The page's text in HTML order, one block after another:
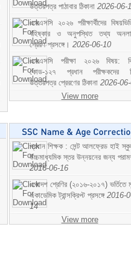
উত্তরপত্র পাঠাবার ঠিকানা 2026-06-
এসএসসি ২০২৬ পরীক্ষার্থীদের
বহিষ্কার ও অনুপস্থিত তথ্য
প্রেরণ প্রসঙ্গে। 2026-06-10
এসএসসি পরীক্ষা ২০২৬ বিষয়:
কোড-১২৭ প্রধান পরীক্ষকদের
উত্তরপত্র প্রেরণের ঠিকানা 2026-
View more
প্রধান শিক্ষক : সেন্ট আলফ্রেড হাই
উচ্চমাধ্যমিক স্তর উন্নয়নের জন্য
2016-06-16
একাদশ শ্রেণির (২০১৬-২০১৭) ভর্তিতে
একাডেমিক ট্রান্সক্রিপ্ট প্রসঙ্গে 2016-
14
View more